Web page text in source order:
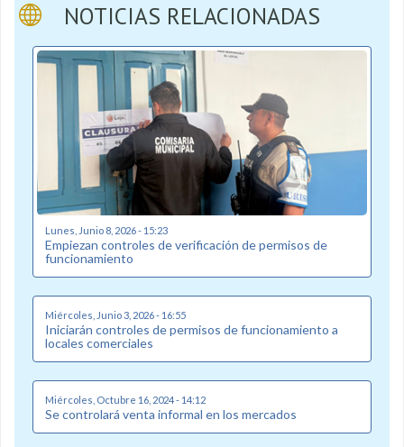
NOTICIAS RELACIONADAS
Lunes, Junio 8, 2026 - 15:23
Empiezan controles de verificación de permisos de
funcionamiento
Miércoles, Junio 3, 2026 - 16:55
Iniciarán controles de permisos de funcionamiento a
locales comerciales
Miércoles, Octubre 16, 2024 - 14:12
Se controlará venta informal en los mercados